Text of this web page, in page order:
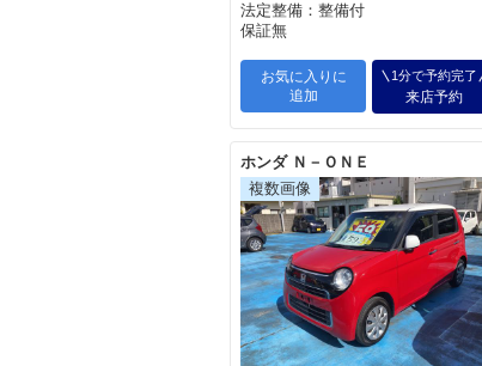
法定整備：整備付
保証無
お気に入りに
追加
1分で予約完了
来店予約
ホンダ Ｎ－ＯＮＥ